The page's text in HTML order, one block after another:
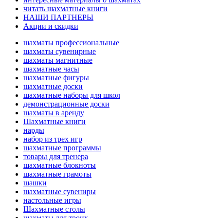
читать шахматные книги
НАШИ ПАРТНЕРЫ
Акции и скидки
шахматы профессиональные
шахматы сувенирные
шахматы магнитные
шахматные часы
шахматные фигуры
шахматные доски
шахматные наборы для школ
демонстрационные доски
шахматы в аренду
Шахматные книги
нарды
набор из трех игр
шахматные программы
товары для тренера
шахматные блокноты
шахматные грамоты
шашки
шахматные сувениры
настольные игры
Шахматные столы